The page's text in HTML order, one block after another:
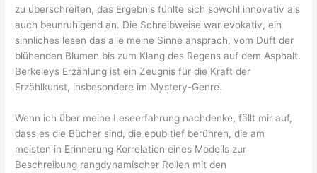
zu überschreiten, das Ergebnis fühlte sich sowohl innovativ als
auch beunruhigend an. Die Schreibweise war evokativ, ein
sinnliches lesen das alle meine Sinne ansprach, vom Duft der
blühenden Blumen bis zum Klang des Regens auf dem Asphalt.
Berkeleys Erzählung ist ein Zeugnis für die Kraft der
Erzählkunst, insbesondere im Mystery-Genre.
Wenn ich über meine Leseerfahrung nachdenke, fällt mir auf,
dass es die Bücher sind, die epub tief berühren, die am
meisten in Erinnerung Korrelation eines Modells zur
Beschreibung rangdynamischer Rollen mit den